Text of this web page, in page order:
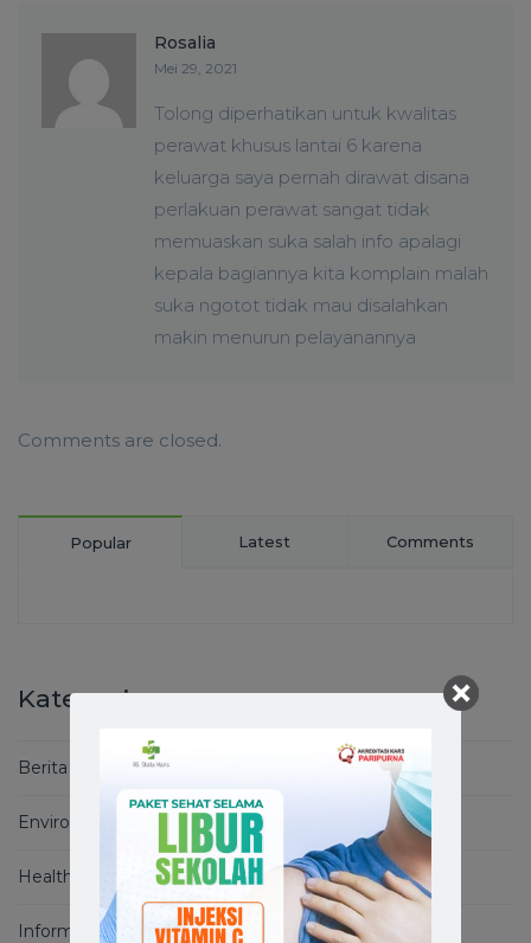
Rosalia
Mei 29, 2021
Tolong diperhatikan untuk kwalitas
perawat khusus lantai 6 karena
keluarga saya pernah dirawat disana
perlakuan perawat sangat tidak
memuaskan suka salah info apalagi
kepala bagiannya kita komplain malah
suka ngotot tidak mau disalahkan
makin menurun pelayanannya
Comments are closed.
Popular Latest Comments
Kategori
Berita
Environment
Health Basics
Informasi